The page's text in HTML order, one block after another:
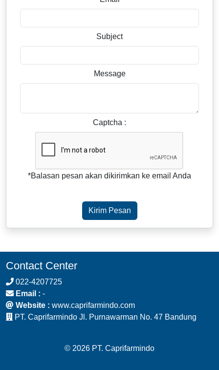
Subject
Message
Captcha :
*Balasan pesan akan dikirimkan ke email Anda
Kirim Pesan
Contact Center
022-4207725
Email : -
Website : www.caprifarmindo.com
PT. Caprifarmindo Jl. Purnawarman No. 47 Bandung
© 2026 PT. Caprifarmindo